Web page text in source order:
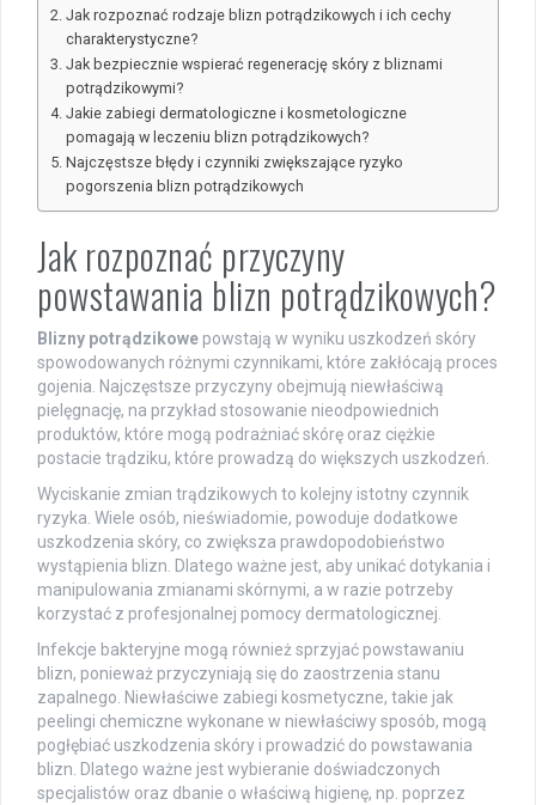
Jak rozpoznać rodzaje blizn potrądzikowych i ich cechy
charakterystyczne?
Jak bezpiecznie wspierać regenerację skóry z bliznami
potrądzikowymi?
Jakie zabiegi dermatologiczne i kosmetologiczne
pomagają w leczeniu blizn potrądzikowych?
Najczęstsze błędy i czynniki zwiększające ryzyko
pogorszenia blizn potrądzikowych
Jak rozpoznać przyczyny
powstawania blizn potrądzikowych?
Blizny potrądzikowe powstają w wyniku uszkodzeń skóry
spowodowanych różnymi czynnikami, które zakłócają proces
gojenia. Najczęstsze przyczyny obejmują niewłaściwą
pielęgnację, na przykład stosowanie nieodpowiednich
produktów, które mogą podrażniać skórę oraz ciężkie
postacie trądziku, które prowadzą do większych uszkodzeń.
Wyciskanie zmian trądzikowych to kolejny istotny czynnik
ryzyka. Wiele osób, nieświadomie, powoduje dodatkowe
uszkodzenia skóry, co zwiększa prawdopodobieństwo
wystąpienia blizn. Dlatego ważne jest, aby unikać dotykania i
manipulowania zmianami skórnymi, a w razie potrzeby
korzystać z profesjonalnej pomocy dermatologicznej.
Infekcje bakteryjne mogą również sprzyjać powstawaniu
blizn, ponieważ przyczyniają się do zaostrzenia stanu
zapalnego. Niewłaściwe zabiegi kosmetyczne, takie jak
peelingi chemiczne wykonane w niewłaściwy sposób, mogą
pogłębiać uszkodzenia skóry i prowadzić do powstawania
blizn. Dlatego ważne jest wybieranie doświadczonych
specjalistów oraz dbanie o właściwą higienę, np. poprzez